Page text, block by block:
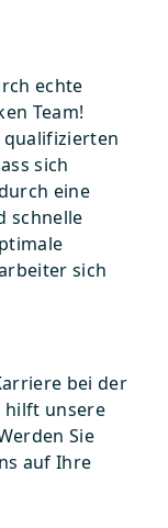
echte
Team!
sich
eine
schnelle
sich
bei der
hilft unsere
Sie
auf Ihre